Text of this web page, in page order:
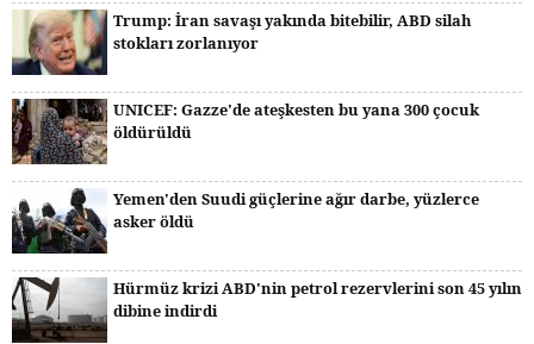
Trump: İran savaşı yakında bitebilir, ABD silah
stokları zorlanıyor
UNICEF: Gazze'de ateşkesten bu yana 300 çocuk
öldürüldü
Yemen'den Suudi güçlerine ağır darbe, yüzlerce
asker öldü
Hürmüz krizi ABD'nin petrol rezervlerini son 45 yılın
dibine indirdi